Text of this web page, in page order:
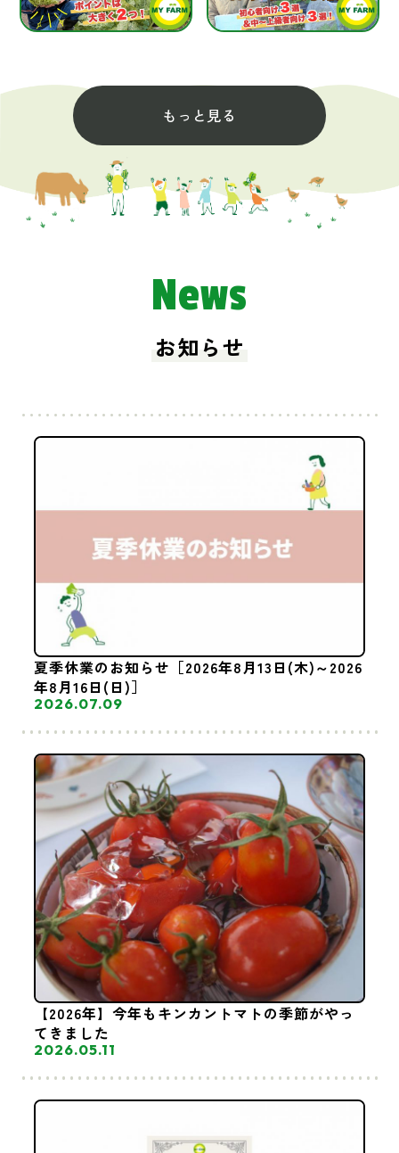
もっと見る
News
お知らせ
夏季休業のお知らせ［2026年8月13日(木)～2026
年8月16日(日)］
2026.07.09
【2026年】今年もキンカントマトの季節がやっ
てきました
2026.05.11